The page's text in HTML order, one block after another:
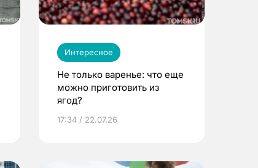
Интересное
Не только варенье: что еще
можно приготовить из
ягод?
17:34 / 22.07.26